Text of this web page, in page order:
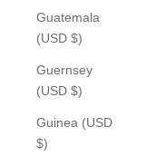
Guatemala
(USD $)
Guernsey
(USD $)
Guinea (USD
$)